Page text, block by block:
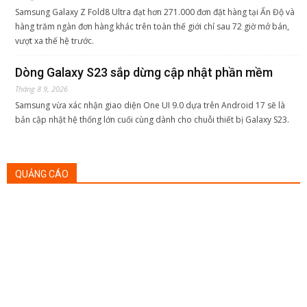
Samsung Galaxy Z Fold8 Ultra đạt hơn 271.000 đơn đặt hàng tại Ấn Độ và
hàng trăm ngàn đơn hàng khác trên toàn thế giới chỉ sau 72 giờ mở bán,
vượt xa thế hệ trước.
Dòng Galaxy S23 sắp dừng cập nhật phần mềm
Tháng 8 9, 2026
Samsung vừa xác nhận giao diện One UI 9.0 dựa trên Android 17 sẽ là
bản cập nhật hệ thống lớn cuối cùng dành cho chuỗi thiết bị Galaxy S23.
QUẢNG CÁO